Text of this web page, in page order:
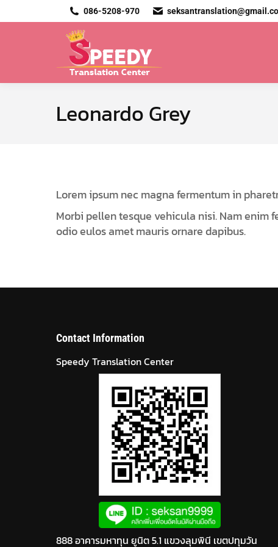
086-5208-970
Leonardo Grey
Lorem ipsum nec magna fermentum in
Morbi pellen tesque vehicula nisi. Nam enim
odio eulos amet mauris ornare dapibus.
Contact Information
Speedy Translation Center
888 อาคารมหาทุน ยูนิต 5.1 แขวงลุมพินี เขตปทุมวัน